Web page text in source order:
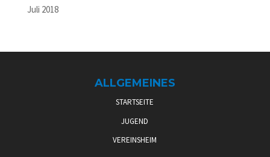
Juli 2018
ALLGEMEINES
STARTSEITE
JUGEND
VEREINSHEIM